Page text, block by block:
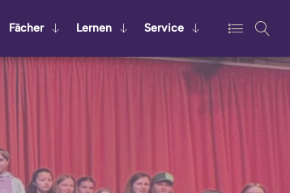
Fä­cher Ler­nen Ser­vice